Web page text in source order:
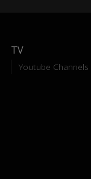
TV
Youtube Channels